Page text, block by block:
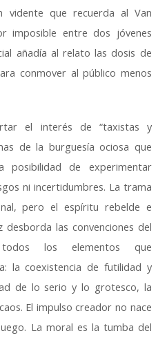
vidente que recuerda al Van
imposible entre dos jóvenes
añadía al relato las dosis de
conmover al público menos
el interés de “taxistas y
de la burguesía ociosa que
posibilidad de experimentar
ni incertidumbres. La trama
pero el espíritu rebelde e
desborda las convenciones del
todos los elementos que
la coexistencia de futilidad y
de lo serio y lo grotesco, la
El impulso creador no nace
La moral es la tumba del